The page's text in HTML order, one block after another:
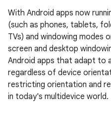
With Android apps now
(such as phones, tablets,
TVs) and windowing modes
screen and desktop
Android apps that adapt to
regardless of device
restricting orientation and
in today's multidevice world.